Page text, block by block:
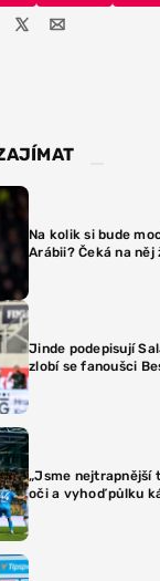
Na kolik si bude
Arábii? Čeká na
Jinde podepisují
zlobí se fanoušci
„Jsme nejtrapnější
oči a vyhoď půlku